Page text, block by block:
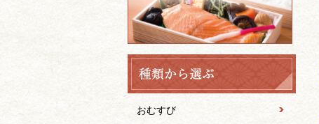
おむすび